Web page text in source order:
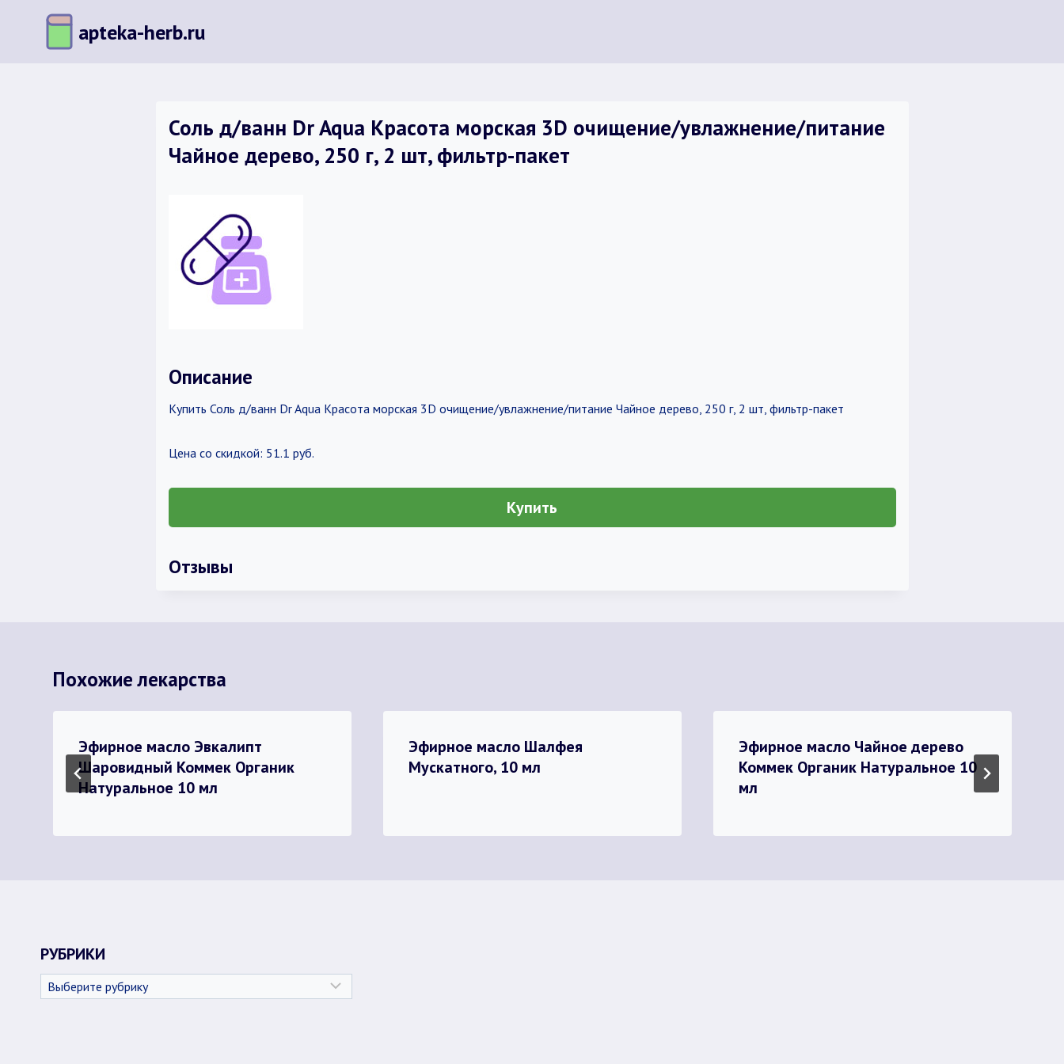
содержимому
apteka-herb.ru
Соль д/ванн Dr Aqua Красота морская 3D очищение/увлажнение/питание
Чайное дерево, 250 г, 2 шт, фильтр-пакет
Описание
Купить Соль д/ванн Dr Aqua Красота морская 3D очищение/увлажнение/питание Чайное дерево, 250 г, 2 шт, фильтр-пакет
Цена со скидкой: 51.1 руб.
Купить
Отзывы
Похожие лекарства
Эфирное масло Эвкалипт
Шаровидный Коммек Органик
Натуральное 10 мл
Эфирное масло Шалфея
Мускатного, 10 мл
Эфирное масло Чайное дерево
Коммек Органик Натуральное 10
мл
РУБРИКИ
Рубрики